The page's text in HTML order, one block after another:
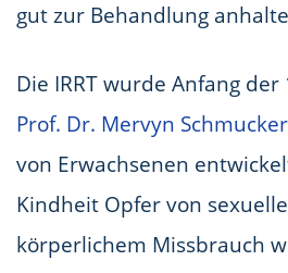
gut zur Behandlung
Die IRRT wurde Anfang der
Prof. Dr. Mervyn Schmucker
von Erwachsenen
Kindheit Opfer von
körperlichem Missbrauch